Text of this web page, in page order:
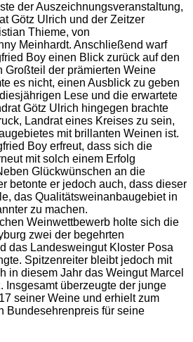
der Auszeichnungsveranstaltung,
Götz Ulrich und der Zeitzer
Thieme, von
Meinhardt. Anschließend warf
Boy einen Blick zurück auf den
Großteil der prämierten Weine
es nicht, einen Ausblick zu geben
Lese und die erwartete
Götz Ulrich hingegen brachte
Landrat eines Kreises zu sein,
mit brillanten Weinen ist.
Boy erfreut, dass sich die
mit solch einem Erfolg
Glückwünschen an die
betonte er jedoch auch, dass dieser
das Qualitätsweinanbaugebiet in
zu machen.
Weinwettbewerb holte sich die
zwei der begehrten
das Landesweingut Kloster Posa
Spitzenreiter bleibt jedoch mit
in diesem Jahr das Weingut Marcel
Insgesamt überzeugte der junge
seiner Weine und erhielt zum
Bundesehrenpreis für seine